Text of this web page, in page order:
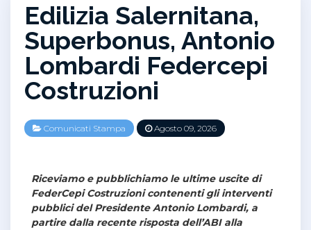
Edilizia Salernitana,
Superbonus, Antonio
Lombardi Federcepi
Costruzioni
Comunicati Stampa Agosto 09, 2026
Riceviamo e pubblichiamo le ultime uscite di
FederCepi Costruzioni contenenti gli interventi
pubblici del Presidente Antonio Lombardi, a
partire dalla recente risposta dell’ABI alla